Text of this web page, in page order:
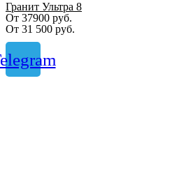
Гранит Ультра 8
От 37900 руб.
От 31 500 руб.